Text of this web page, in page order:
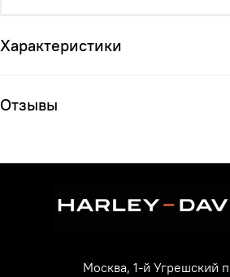
Характеристики
Отзывы
Москва, 1-й Угрешский